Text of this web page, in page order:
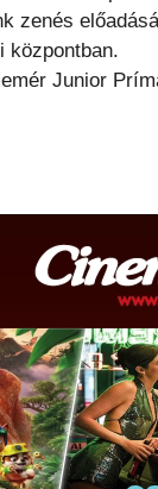
zenés
központban.
Junior